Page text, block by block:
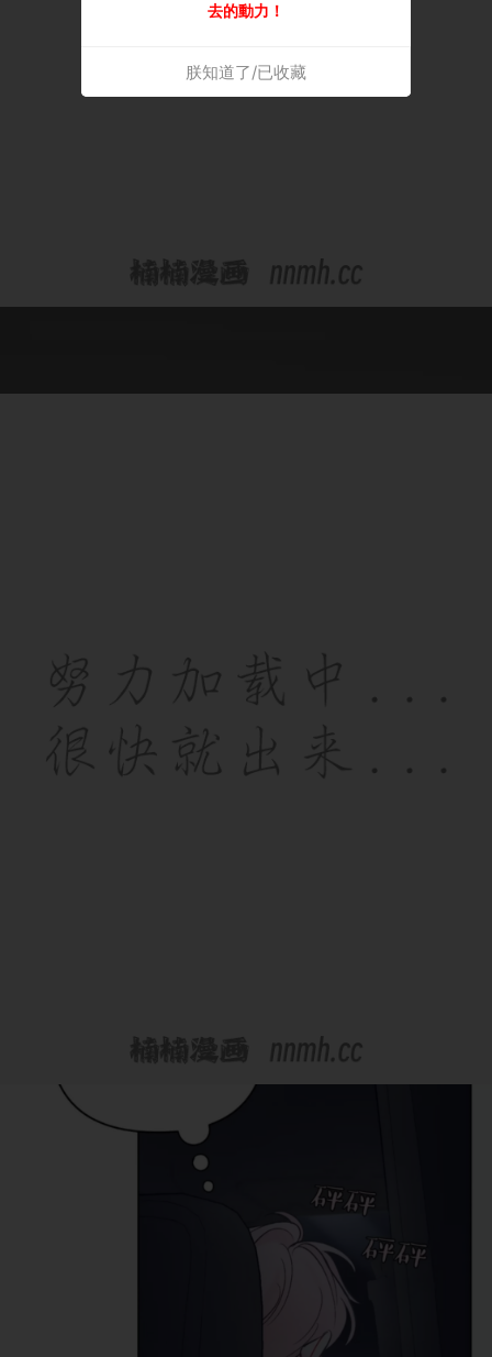
去的動力！
朕知道了/已收藏